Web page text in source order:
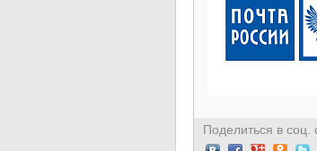
Поделиться в соц.